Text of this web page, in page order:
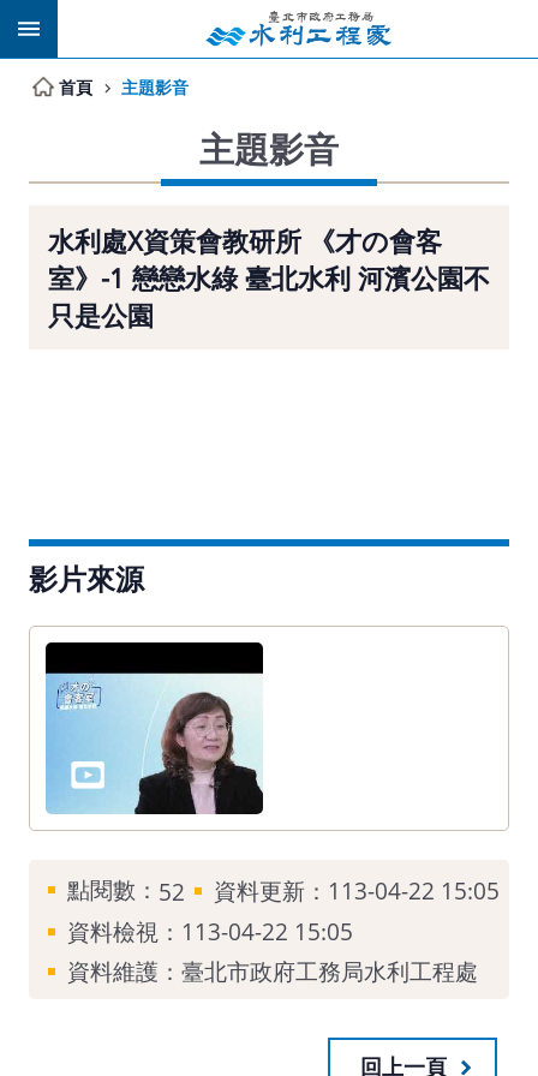
跳到主要內容區塊
首頁 主題影音
主題影音
水利處X資策會教研所 《才の會客
室》-1 戀戀水綠 臺北水利 河濱公園不
只是公園
影片來源
點閱數： 52
資料更新：113-04-22 15:05
資料檢視：113-04-22 15:05
資料維護：臺北市政府工務局水利工程處
回上一頁